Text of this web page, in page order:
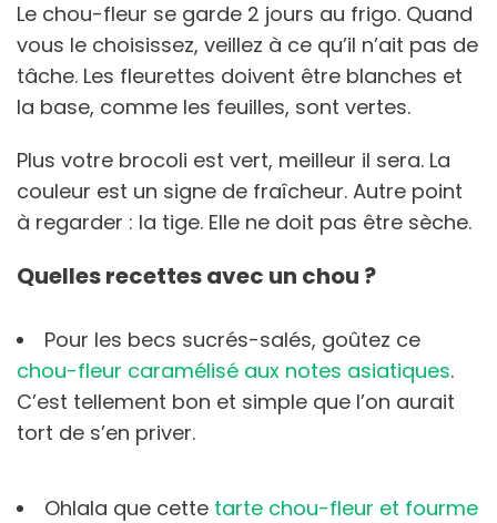
Le chou-fleur se garde 2 jours au frigo. Quand
vous le choisissez, veillez à ce qu’il n’ait pas de
tâche. Les fleurettes doivent être blanches et
la base, comme les feuilles, sont vertes.
Plus votre brocoli est vert, meilleur il sera. La
couleur est un signe de fraîcheur. Autre point
à regarder : la tige. Elle ne doit pas être sèche.
Quelles recettes avec un chou ?
Pour les becs sucrés-salés, goûtez ce
chou-fleur caramélisé aux notes asiatiques.
C’est tellement bon et simple que l’on aurait
tort de s’en priver.
Ohlala que cette tarte chou-fleur et fourme